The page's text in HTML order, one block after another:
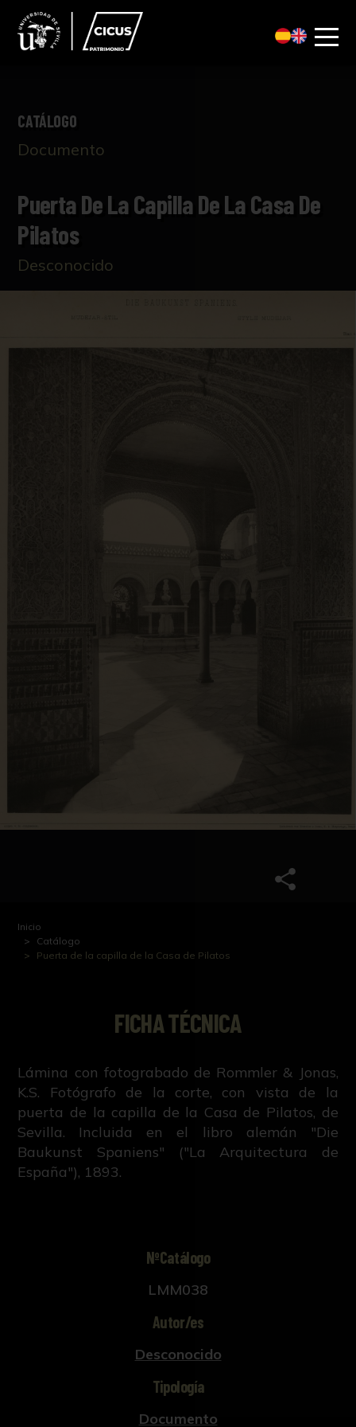
CATÁLOGO
Documento
Puerta De La Capilla De La Casa De
Pilatos
Desconocido
Inicio
Catálogo
Puerta de la capilla de la Casa de Pilatos
FICHA TÉCNICA
Lámina con fotograbado de Rommler & Jonas,
K.S. Fotógrafo de la corte, con vista de la
puerta de la capilla de la Casa de Pilatos, de
Sevilla. Incluida en el libro alemán "Die
Baukunst Spaniens" ("La Arquitectura de
España"), 1893.
NºCatálogo
LMM038
Autor/es
Desconocido
Tipología
Documento